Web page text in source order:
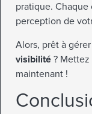
pratique.
perception de
Alors, prêt à
visibilité ?
maintenant !